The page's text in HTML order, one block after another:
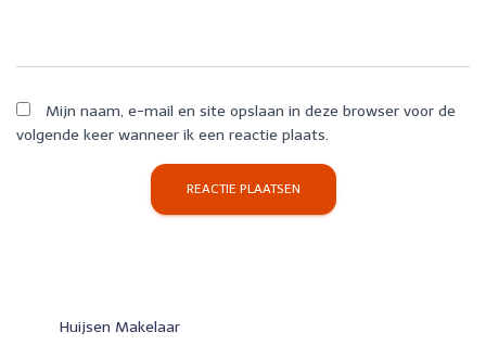
Mijn naam, e-mail en site opslaan in deze browser voor de
volgende keer wanneer ik een reactie plaats.
Huijsen Makelaar